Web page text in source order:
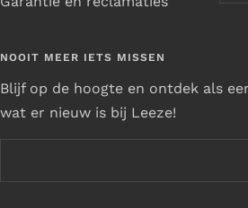
NOOIT MEER IETS MISSEN
Blijf op de hoogte en ontdek als
wat er nieuw is bij Leeze!